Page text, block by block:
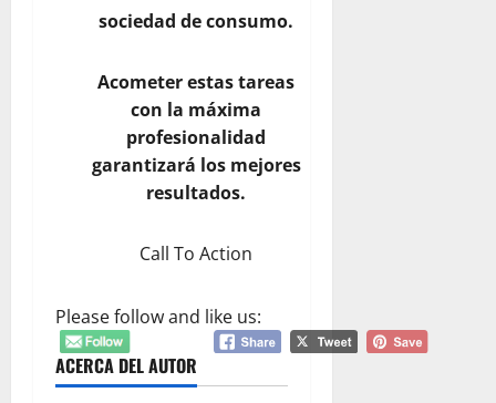
sociedad de consumo.
Acometer estas tareas
con la máxima
profesionalidad
garantizará los mejores
resultados.
Call To Action
Please follow and like us:
ACERCA DEL AUTOR